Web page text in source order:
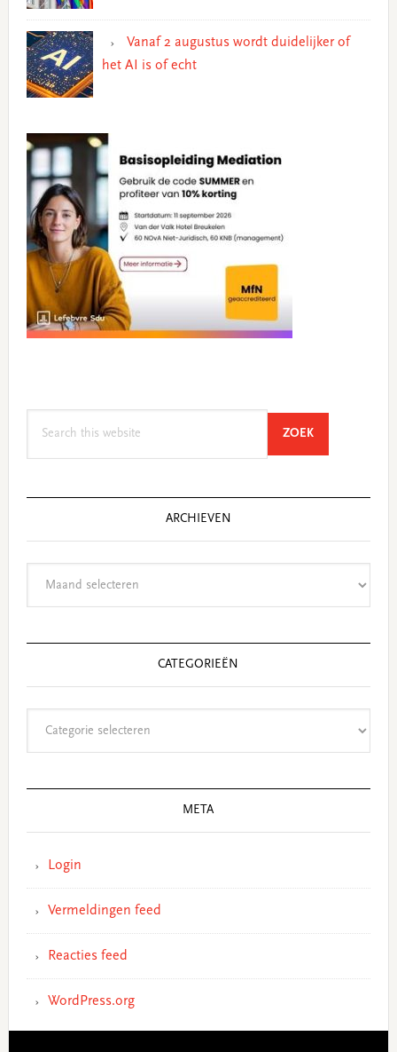
Vanaf 2 augustus wordt duidelijker of
het AI is of echt
ZOEKSEARCH
ARCHIEVEN
CATEGORIEËN
META
Login
Vermeldingen feed
Reacties feed
WordPress.org